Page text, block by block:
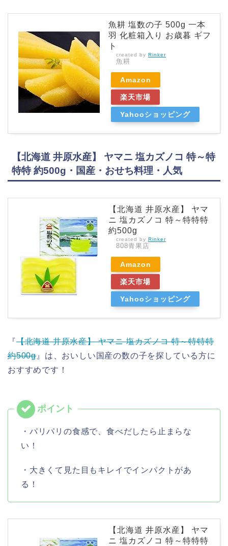
魚耕 塩数の子 500g 一本
羽 化粧箱入り お歳暮 ギフ
ト
created by Rinker
魚耕
Amazon
楽天市場
Yahooショッピング
【北海道 井原水産】 ヤマニ 塩カズノコ 特～特
特特 約500g・国産・おせち料理・人気
【北海道 井原水産】 ヤマ
ニ 塩カズノコ 特～特特特
約500g
created by Rinker
808青果店
Amazon
楽天市場
Yahooショッピング
『【北海道 井原水産】 ヤマニ 塩カズノコ 特～特特特
約500g 』は、おいしい国産の数の子を探している方に
おすすめです！
・パリパリの食感で、食べだしたら止まらな
い！
・大きくて見た目もキレイでインパクトがあ
る！
【北海道 井原水産】 ヤマ
ニ 塩カズノコ 特～特特特